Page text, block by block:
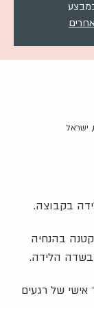
ישראל
בקבוצה.
בהנחיה
של רגעים